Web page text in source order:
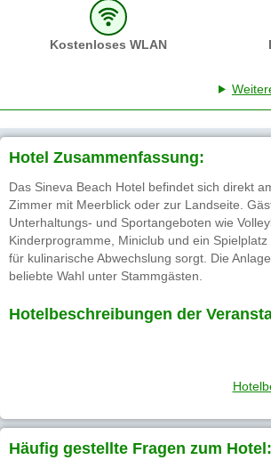
Kostenloses WLAN
Hotel Zusammenfassung:
Das Sineva Beach Hotel befindet sich direkt
Zimmer mit Meerblick oder zur Landseite.
Unterhaltungs- und Sportangeboten wie
Kinderprogramme, Miniclub und ein
für kulinarische Abwechslung sorgt. Die
beliebte Wahl unter Stammgästen.
Hotelbeschreibungen der
Häufig gestellte Fragen zum Hotel: